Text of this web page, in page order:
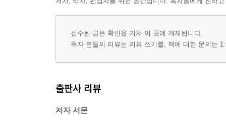
접수된 글은 확인을 거쳐 이 곳에 게재됩니다.
독자 분들의 리뷰는 리뷰 쓰기를, 책에 대한 문의는
출판사 리뷰
저자 서문